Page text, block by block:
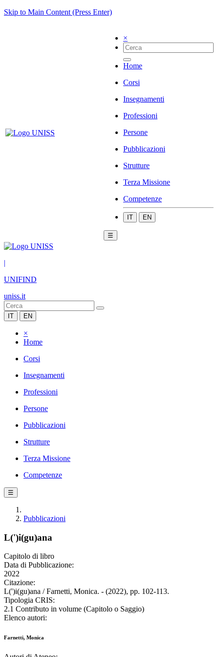
Skip to Main Content (Press Enter)
×
Home
Corsi
Insegnamenti
Professioni
Persone
Pubblicazioni
Strutture
Terza Missione
Competenze
IT EN
☰
|
UNIFIND
uniss.it
IT EN
×
Home
Corsi
Insegnamenti
Professioni
Persone
Pubblicazioni
Strutture
Terza Missione
Competenze
☰
Pubblicazioni
L(')i(gu)ana
Capitolo di libro
Data di Pubblicazione:
2022
Citazione:
L(')i(gu)ana / Farnetti, Monica. - (2022), pp. 102-113.
Tipologia CRIS:
2.1 Contributo in volume (Capitolo o Saggio)
Elenco autori:
Farnetti, Monica